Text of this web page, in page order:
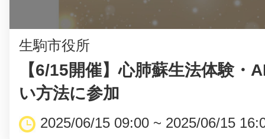
生駒市役所
【6/15開催】心肺蘇生法体験・
い方法に参加
2025/06/15 09:00 ~ 2025/06/15